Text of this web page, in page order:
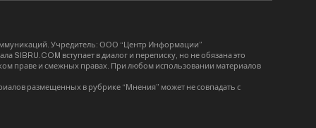
Учредитель: ООО “Центр Информации”
SIBRU.COM вступает в диалог и переписку, но не обязана это
праве и смежных правах. При любом использовании материалов
размещенных в рубрике “Мнения” может не совпадать с